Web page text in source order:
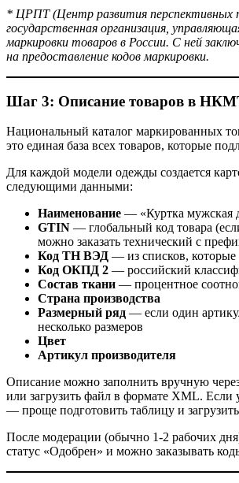
* ЦРПТ (Центр развития перспективных
государственная организация,
маркировки товаров в России. С ней
на предоставление кодов маркировки.
Шаг 3: Описание товаров в
Национальный каталог маркированных
это единая база всех товаров, которые
Для каждой модели одежды создается
следующими данными:
Наименование — «Куртка мужская
GTIN — глобальный код товара
можно заказать технический с
Код ТН ВЭД — из списков,
Код ОКПД 2 — российский
Состав ткани — процентное
Страна производства
Размерный ряд — если один
несколько размеров
Цвет
Артикул производителя
Описание можно заполнить вручную
или загрузить файл в формате XML. Если
— проще подготовить таблицу и
После модерации (обычно 1-2 рабочих
статус «Одобрен» и можно заказывать